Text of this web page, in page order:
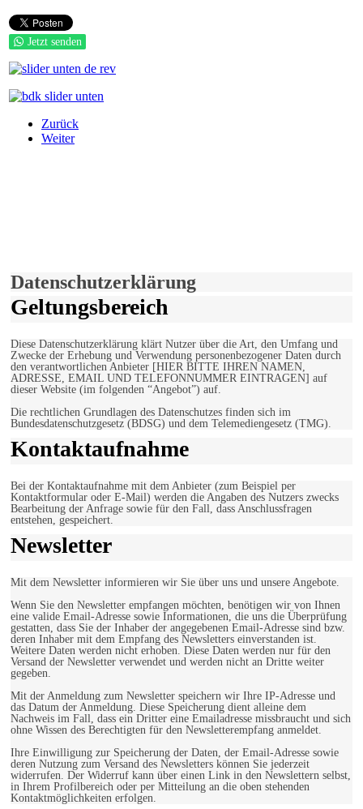
Jetzt senden
Zurück
Weiter
Datenschutzerklärung
Geltungsbereich
Diese Datenschutzerklärung klärt Nutzer über die Art, den Umfang und
Zwecke der Erhebung und Verwendung personenbezogener Daten durch
den verantwortlichen Anbieter [HIER BITTE IHREN NAMEN,
ADRESSE, EMAIL UND TELEFONNUMMER EINTRAGEN] auf
dieser Website (im folgenden “Angebot”) auf.
Die rechtlichen Grundlagen des Datenschutzes finden sich im
Bundesdatenschutzgesetz (BDSG) und dem Telemediengesetz (TMG).
Kontaktaufnahme
Bei der Kontaktaufnahme mit dem Anbieter (zum Beispiel per
Kontaktformular oder E-Mail) werden die Angaben des Nutzers zwecks
Bearbeitung der Anfrage sowie für den Fall, dass Anschlussfragen
entstehen, gespeichert.
Newsletter
Mit dem Newsletter informieren wir Sie über uns und unsere Angebote.
Wenn Sie den Newsletter empfangen möchten, benötigen wir von Ihnen
eine valide Email-Adresse sowie Informationen, die uns die Überprüfung
gestatten, dass Sie der Inhaber der angegebenen Email-Adresse sind bzw.
deren Inhaber mit dem Empfang des Newsletters einverstanden ist.
Weitere Daten werden nicht erhoben. Diese Daten werden nur für den
Versand der Newsletter verwendet und werden nicht an Dritte weiter
gegeben.
Mit der Anmeldung zum Newsletter speichern wir Ihre IP-Adresse und
das Datum der Anmeldung. Diese Speicherung dient alleine dem
Nachweis im Fall, dass ein Dritter eine Emailadresse missbraucht und sich
ohne Wissen des Berechtigten für den Newsletterempfang anmeldet.
Ihre Einwilligung zur Speicherung der Daten, der Email-Adresse sowie
deren Nutzung zum Versand des Newsletters können Sie jederzeit
widerrufen. Der Widerruf kann über einen Link in den Newslettern selbst,
in Ihrem Profilbereich oder per Mitteilung an die oben stehenden
Kontaktmöglichkeiten erfolgen.